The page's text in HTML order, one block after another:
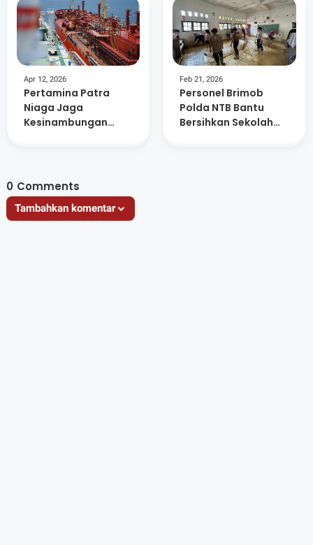
Apr 12, 2026
Pertamina Patra
Niaga Jaga
Kesinambungan
Indonesia
Feb 21, 2026
Personel Brimob
Polda NTB Bantu
Bersihkan Sekolah
0 Comments
Tambahkan komentar